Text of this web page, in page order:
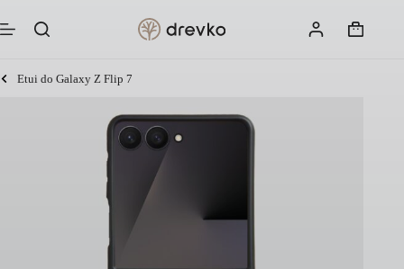
do
treści
Koszyk
Etui do Galaxy Z Flip 7